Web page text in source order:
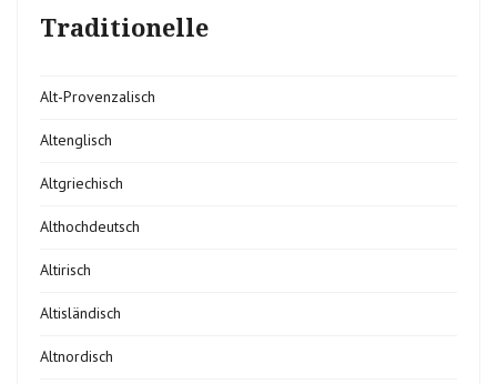
Traditionelle
Alt-Provenzalisch
Altenglisch
Altgriechisch
Althochdeutsch
Altirisch
Altisländisch
Altnordisch